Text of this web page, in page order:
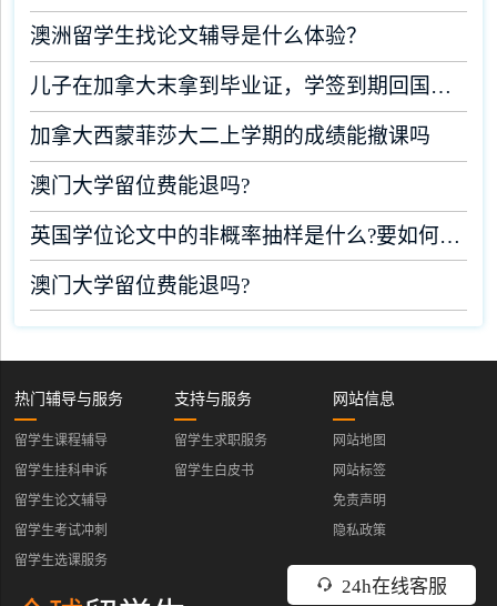
澳洲留学生找论文辅导是什么体验？
儿子在加拿大末拿到毕业证，学签到期回国了有办法补救吗
加拿大西蒙菲莎大二上学期的成绩能撤课吗
澳门大学留位费能退吗?
英国学位论文中的非概率抽样是什么?要如何完成?
澳门大学留位费能退吗?
24h在线客服
热门辅导与服务
留学生课程辅导
留学生挂科申诉
留学生论文辅导
留学生考试冲刺
留学生选课服务
支持与服务
留学生求职服务
留学生白皮书
网站信息
网站地图
网站标签
免责声明
隐私政策